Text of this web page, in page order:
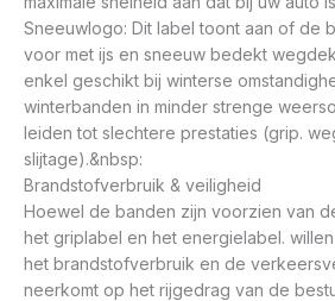
Sneeuwlogo: Dit label toont aan of de
voor met ijs en sneeuw bedekt
enkel geschikt bij winterse
winterbanden in minder strenge
leiden tot slechtere prestaties (grip.
slijtage).&nbsp:
Brandstofverbruik & veiligheid
Hoewel de banden zijn voorzien van
het griplabel en het energielabel.
het brandstofverbruik en de
neerkomt op het rijgedrag van de